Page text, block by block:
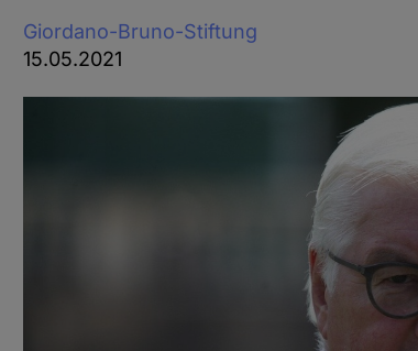
Giordano-Bruno-Stiftung
15.05.2021